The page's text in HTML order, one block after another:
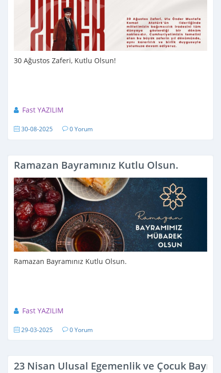
30 Ağustos Zaferi, Kutlu Olsun!
Fast YAZILIM
30-08-2025 0 Yorum
Ramazan Bayramınız Kutlu Olsun.
Ramazan Bayramınız Kutlu Olsun.
Fast YAZILIM
29-03-2025 0 Yorum
23 Nisan Ulusal Egemenlik ve Çocuk